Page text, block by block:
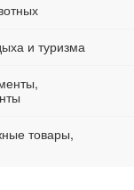
и туризма
товары,